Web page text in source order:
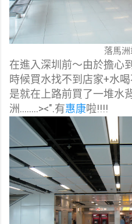
落馬
在進入深圳前～由於擔心
時候買水找不到店家+水
是就在上路前買了一堆水
洲........><".有惠康啦!!!!